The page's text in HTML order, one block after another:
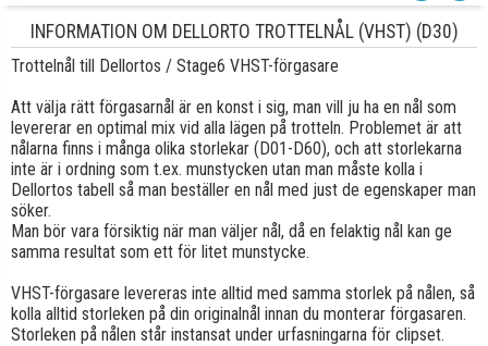
INFORMATION OM DELLORTO TROTTELNÅL (VHST) (D30)
Trottelnål till Dellortos / Stage6 VHST-förgasare
Att välja rätt förgasarnål är en konst i sig, man vill ju ha en nål som
levererar en optimal mix vid alla lägen på trotteln. Problemet är att
nålarna finns i många olika storlekar (D01-D60), och att storlekarna
inte är i ordning som t.ex. munstycken utan man måste kolla i
Dellortos tabell så man beställer en nål med just de egenskaper man
söker.
Man bör vara försiktig när man väljer nål, då en felaktig nål kan ge
samma resultat som ett för litet munstycke.
VHST-förgasare levereras inte alltid med samma storlek på nålen, så
kolla alltid storleken på din originalnål innan du monterar förgasaren.
Storleken på nålen står instansat under urfasningarna för clipset.